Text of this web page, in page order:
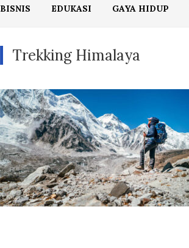
BISNIS EDUKASI GAYA HIDUP
Trekking Himalaya